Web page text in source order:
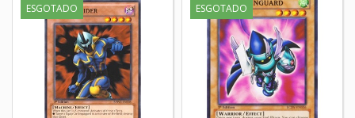
ESGOTADO ESGOTADO